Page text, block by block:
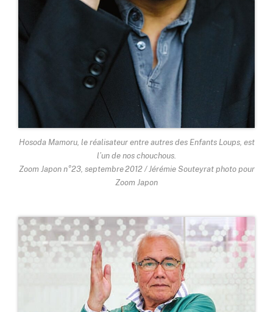
Hosoda Mamoru, le réalisateur entre autres des Enfants Loups, est
l’un de nos chouchous.
Zoom Japon n°23, septembre 2012 / Jérémie Souteyrat photo pour
Zoom Japon